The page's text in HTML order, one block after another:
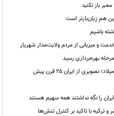
باز نکنید
هم زیان‌بارتر است
باشیم
را نگه نداشتند همه سهیم هستند
با تاکید بر کنترل تنش‌ها